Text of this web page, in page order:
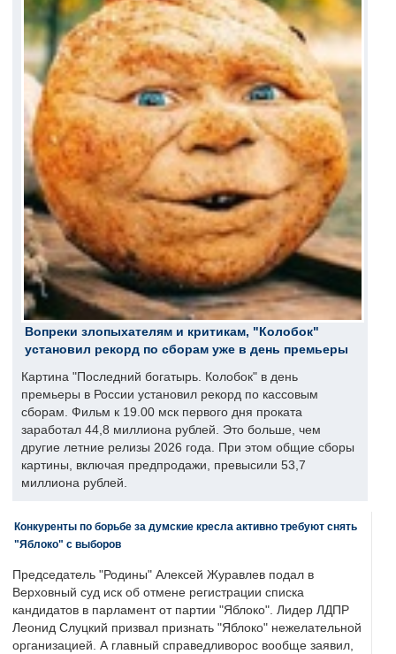
Вопреки злопыхателям и критикам, "Колобок"
установил рекорд по сборам уже в день премьеры
Картина "Последний богатырь. Колобок" в день
премьеры в России установил рекорд по кассовым
сборам. Фильм к 19.00 мск первого дня проката
заработал 44,8 миллиона рублей. Это больше, чем
другие летние релизы 2026 года. При этом общие сборы
картины, включая предпродажи, превысили 53,7
миллиона рублей.
Конкуренты по борьбе за думские кресла активно требуют снять
"Яблоко" с выборов
Председатель "Родины" Алексей Журавлев подал в
Верховный суд иск об отмене регистрации списка
кандидатов в парламент от партии "Яблоко". Лидер ЛДПР
Леонид Слуцкий призвал признать "Яблоко" нежелательной
организацией. А главный справедливорос вообще заявил,